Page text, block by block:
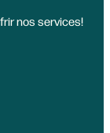
nos services!